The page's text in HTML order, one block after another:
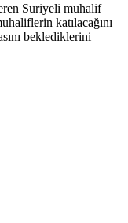
Suriyeli muhalif
katılacağını
beklediklerini